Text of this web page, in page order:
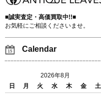
■誠実査定・高価買取中!!■
お気軽にご相談くださいませ。
Calendar
2026年8月
日
月 火 水 木 金
土